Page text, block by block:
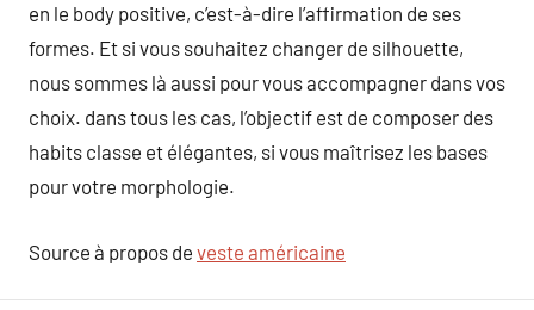
en le body positive, c’est-à-dire l’affirmation de ses
formes. Et si vous souhaitez changer de silhouette,
nous sommes là aussi pour vous accompagner dans vos
choix. dans tous les cas, l’objectif est de composer des
habits classe et élégantes, si vous maîtrisez les bases
pour votre morphologie.
Source à propos de veste américaine